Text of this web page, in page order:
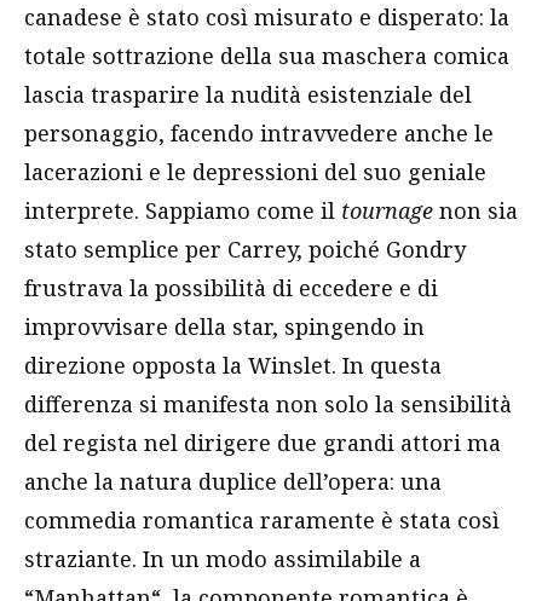
canadese è stato così misurato e disperato: la
totale sottrazione della sua maschera comica
lascia trasparire la nudità esistenziale del
personaggio, facendo intravvedere anche le
lacerazioni e le depressioni del suo geniale
interprete. Sappiamo come il tournage non sia
stato semplice per Carrey, poiché Gondry
frustrava la possibilità di eccedere e di
improvvisare della star, spingendo in
direzione opposta la Winslet. In questa
differenza si manifesta non solo la sensibilità
del regista nel dirigere due grandi attori ma
anche la natura duplice dell’opera: una
commedia romantica raramente è stata così
straziante. In un modo assimilabile a